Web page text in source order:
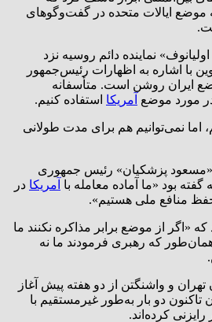
موضع ایالات متحده در گفت‌وگوهای
نماینده دائم روسیه نزد
با اشاره به اظهارات رئیس‌جمهور
ایران روشن است. متأسفانه
مورد موضع آمریکا استفاده کنیم.
اما نمی‌توانیم هم برای مدت طولانی
«مسعود پزشکیان» رئیس جمهوری
بود «ما آماده معامله با آمریکا در
منافع ملی هستیم».
«اگر از موضع برابر مذاکره نکنند ما
که رهبری فرمودند ما نه
و واشنگتن از دو هفته پیش آغاز
دو بار به‌طور غیرمستقیم با
کرده‌اند.